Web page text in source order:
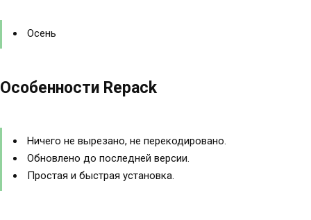
Осень
Особенности Repack
Ничего не вырезано, не перекодировано.
Обновлено до последней версии.
Простая и быстрая установка.